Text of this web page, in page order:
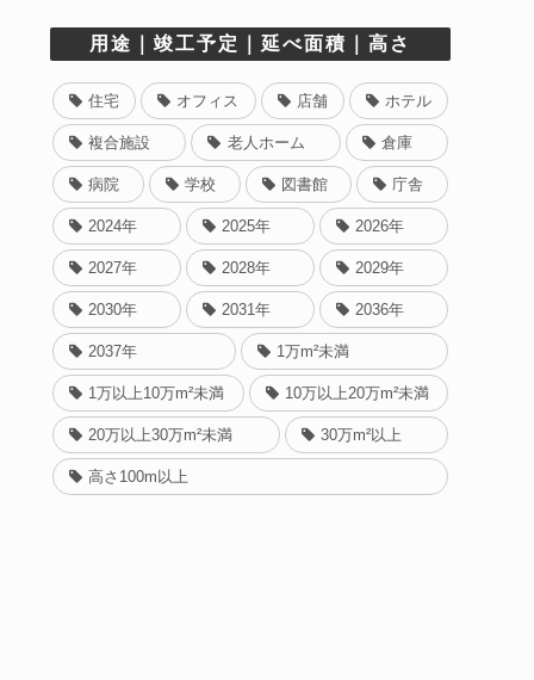
用途｜竣工予定｜延べ面積｜高さ
住宅 オフィス 店舗 ホテル
複合施設 老人ホーム 倉庫
病院 学校 図書館 庁舎
2024年 2025年 2026年
2027年 2028年 2029年
2030年 2031年 2036年
2037年 1万m²未満
1万以上10万m²未満 10万以上20万m²未満
20万以上30万m²未満 30万m²以上
高さ100m以上